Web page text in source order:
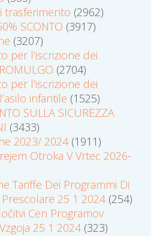
trasferimento (2962)
SCONTO (3917)
(3207)
per l’iscrizione dei
(2704)
per l’iscrizione dei
infantile (1525)
SULLA SICUREZZA
(3433)
2023/ 2024(1911)
Otroka V Vrtec 2026-
Tariffe Dei Programmi Di
25 1 2024(254)
Cen Programov
25 1 2024(323)